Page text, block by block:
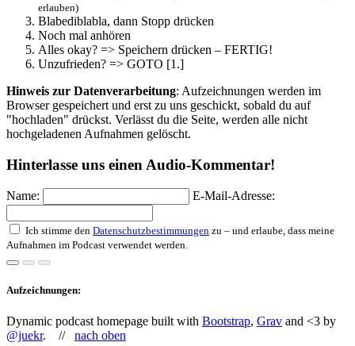
erlauben)
Blabediblabla, dann Stopp drücken
Noch mal anhören
Alles okay? => Speichern drücken – FERTIG!
Unzufrieden? => GOTO [1.]
Hinweis zur Datenverarbeitung: Aufzeichnungen werden im
Browser gespeichert und erst zu uns geschickt, sobald du auf
"hochladen" drückst. Verlässt du die Seite, werden alle nicht
hochgeladenen Aufnahmen gelöscht.
Hinterlasse uns einen Audio-Kommentar!
Name: E-Mail-Adresse:
Ich stimme den Datenschutzbestimmungen zu – und erlaube, dass meine
Aufnahmen im Podcast verwendet werden.
Aufzeichnungen:
Dynamic podcast homepage built with Bootstrap, Grav and <3 by
@juekr. // nach oben